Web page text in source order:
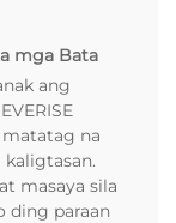
mga Bata
ang
matatag na
masaya sila
ding paraan